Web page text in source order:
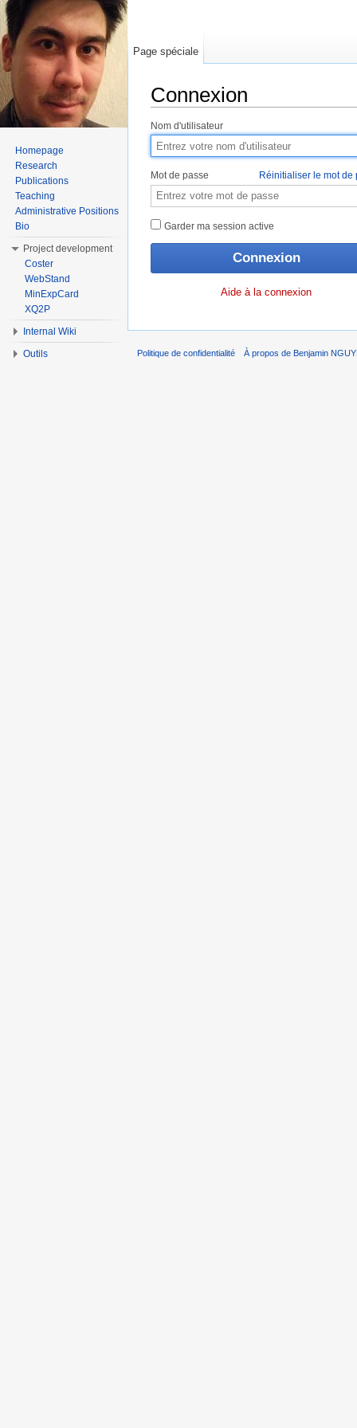
Connexion
Nom d'utilisateur
Mot de passe Réinitialiser le mot de
Garder ma session active
Aide à la connexion
Page spéciale
Homepage
Research
Publications
Teaching
Administrative Positions
Bio
Project development
Coster
WebStand
MinExpCard
XQ2P
Internal Wiki
Outils
Politique de confidentialité À propos de Benjamin